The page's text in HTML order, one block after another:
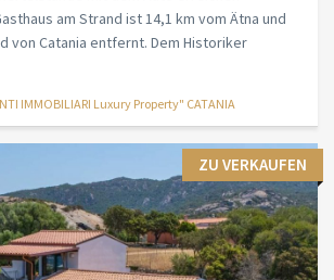
am Strand ist 14,1 km vom Ätna und
von Catania entfernt. Dem Historiker
IMMOBILIARI Luxury Property" CATANIA
ZU VERKAUFEN